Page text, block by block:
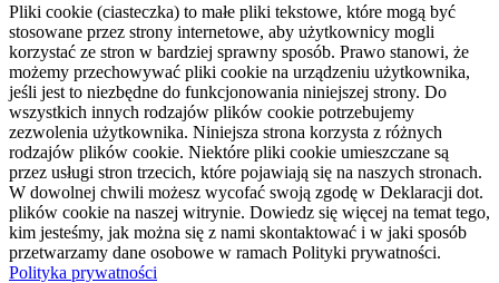
Pliki cookie (ciasteczka) to małe pliki tekstowe, które mogą być
stosowane przez strony internetowe, aby użytkownicy mogli
korzystać ze stron w bardziej sprawny sposób. Prawo stanowi, że
możemy przechowywać pliki cookie na urządzeniu użytkownika,
jeśli jest to niezbędne do funkcjonowania niniejszej strony. Do
wszystkich innych rodzajów plików cookie potrzebujemy
zezwolenia użytkownika. Niniejsza strona korzysta z różnych
rodzajów plików cookie. Niektóre pliki cookie umieszczane są
przez usługi stron trzecich, które pojawiają się na naszych stronach.
W dowolnej chwili możesz wycofać swoją zgodę w Deklaracji dot.
plików cookie na naszej witrynie. Dowiedz się więcej na temat tego,
kim jesteśmy, jak można się z nami skontaktować i w jaki sposób
przetwarzamy dane osobowe w ramach Polityki prywatności.
Polityka prywatności